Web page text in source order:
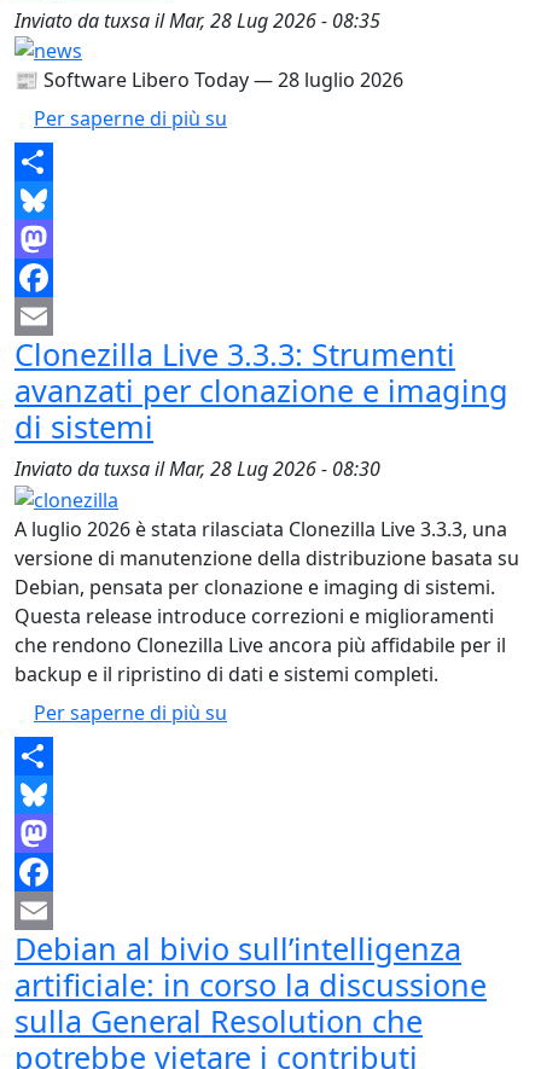
Inviato datuxsailMar, 28 Lug 2026 - 08:35
📰 Software Libero Today — 28 luglio 2026
Per saperne di più su
Share
Bluesky
Mastodon
Facebook
Email
Clonezilla Live 3.3.3: Strumenti
avanzati per clonazione e imaging
di sistemi
Inviato datuxsailMar, 28 Lug 2026 - 08:30
A luglio 2026 è stata rilasciata Clonezilla Live 3.3.3, una
versione di manutenzione della distribuzione basata su
Debian, pensata per clonazione e imaging di sistemi.
Questa release introduce correzioni e miglioramenti
che rendono Clonezilla Live ancora più affidabile per il
backup e il ripristino di dati e sistemi completi.
Per saperne di più su
Share
Bluesky
Mastodon
Facebook
Email
Debian al bivio sull’intelligenza
artificiale: in corso la discussione
sulla General Resolution che
potrebbe vietare i contributi